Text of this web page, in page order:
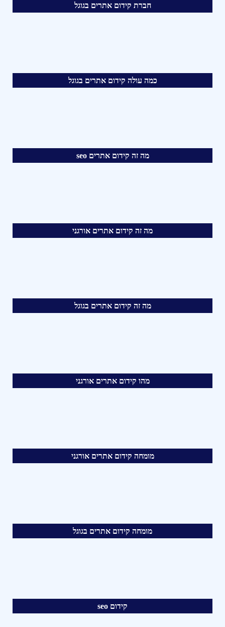
חברת קידום אתרים בגוגל
כמה עולה קידום אתרים בגוגל
מה זה קידום אתרים seo
מה זה קידום אתרים אורגני
מה זה קידום אתרים בגוגל
מהו קידום אתרים אורגני
מומחה קידום אתרים אורגני
מומחה קידום אתרים בגוגל
קידום seo